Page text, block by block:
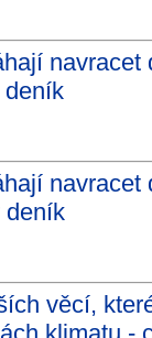
deník
deník
věcí,